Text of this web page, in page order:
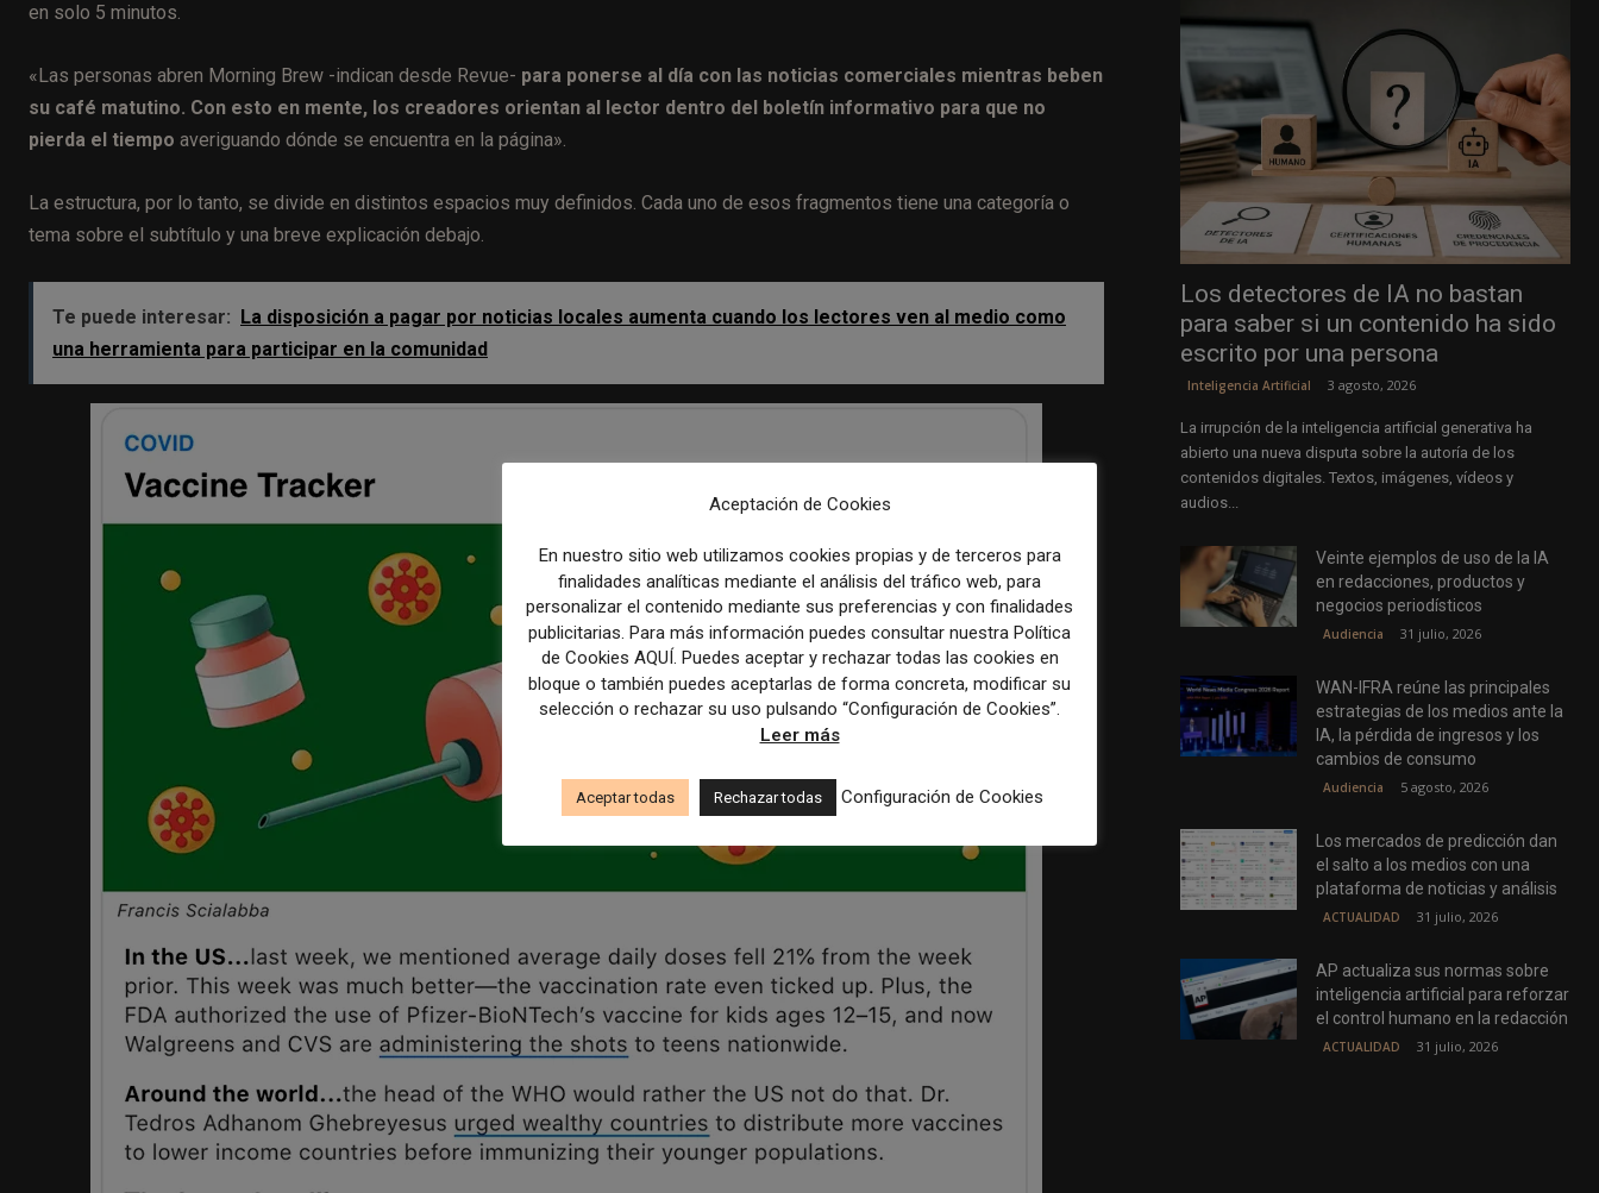
en solo 5 minutos.
«Las personas abren Morning Brew -indican desde Revue- para ponerse al día con las noticias comerciales mientras beben
su café matutino. Con esto en mente, los creadores orientan al lector dentro del boletín informativo para que no
pierda el tiempo averiguando dónde se encuentra en la página».
La estructura, por lo tanto, se divide en distintos espacios muy definidos. Cada uno de esos fragmentos tiene una categoría o
tema sobre el subtítulo y una breve explicación debajo.
Te puede interesar: La disposición a pagar por noticias locales aumenta cuando los lectores ven al medio como
una herramienta para participar en la comunidad
Los detectores de IA no bastan
para saber si un contenido ha sido
escrito por una persona
Inteligencia Artificial 3 agosto, 2026
La irrupción de la inteligencia artificial generativa ha
abierto una nueva disputa sobre la autoría de los
contenidos digitales. Textos, imágenes, vídeos y
audios...
Veinte ejemplos de uso de la IA
en redacciones, productos y
negocios periodísticos
Audiencia 31 julio, 2026
WAN-IFRA reúne las principales
estrategias de los medios ante la
IA, la pérdida de ingresos y los
cambios de consumo
Audiencia 5 agosto, 2026
Los mercados de predicción dan
el salto a los medios con una
plataforma de noticias y análisis
ACTUALIDAD 31 julio, 2026
AP actualiza sus normas sobre
inteligencia artificial para reforzar
el control humano en la redacción
ACTUALIDAD 31 julio, 2026
Aceptación de Cookies
En nuestro sitio web utilizamos cookies propias y de terceros para
finalidades analíticas mediante el análisis del tráfico web, para
personalizar el contenido mediante sus preferencias y con finalidades
publicitarias. Para más información puedes consultar nuestra Política
de Cookies AQUÍ. Puedes aceptar y rechazar todas las cookies en
bloque o también puedes aceptarlas de forma concreta, modificar su
selección o rechazar su uso pulsando “Configuración de Cookies”.
Leer más
Aceptar todas Rechazar todas Configuración de Cookies